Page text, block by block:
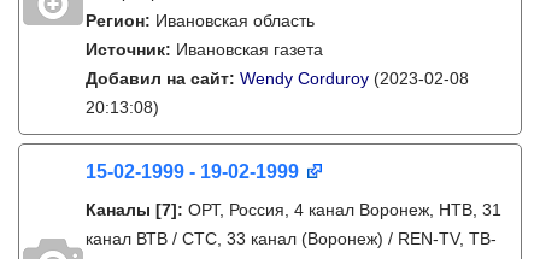
Регион: Ивановская область
Источник: Ивановская газета
Добавил на сайт: Wendy Corduroy (2023-02-08
20:13:08)
15-02-1999 - 19-02-1999
Каналы [7]: ОРТ, Россия, 4 канал Воронеж, НТВ, 31
канал ВТВ / СТС, 33 канал (Воронеж) / REN-TV, ТВ-